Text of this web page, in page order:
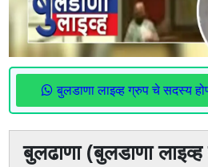
बुलडाणा लाइव्ह ग्रुप चे सदस्य
बुलढाणा (बुलडाणा